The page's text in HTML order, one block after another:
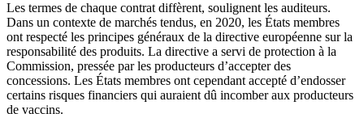
Les termes de chaque contrat diffèrent, soulignent les auditeurs.
Dans un contexte de marchés tendus, en 2020, les États membres
ont respecté les principes généraux de la directive européenne sur la
responsabilité des produits. La directive a servi de protection à la
Commission, pressée par les producteurs d’accepter des
concessions. Les États membres ont cependant accepté d’endosser
certains risques financiers qui auraient dû incomber aux producteurs
de vaccins.